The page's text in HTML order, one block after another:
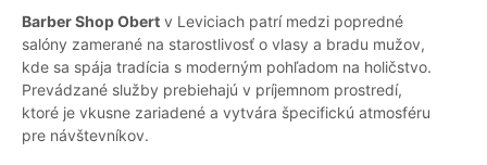
Barber Shop Obert v Leviciach patrí medzi popredné
salóny zamerané na starostlivosť o vlasy a bradu mužov,
kde sa spája tradícia s moderným pohľadom na holičstvo.
Prevádzané služby prebiehajú v príjemnom prostredí,
ktoré je vkusne zariadené a vytvára špecifickú atmosféru
pre návštevníkov.